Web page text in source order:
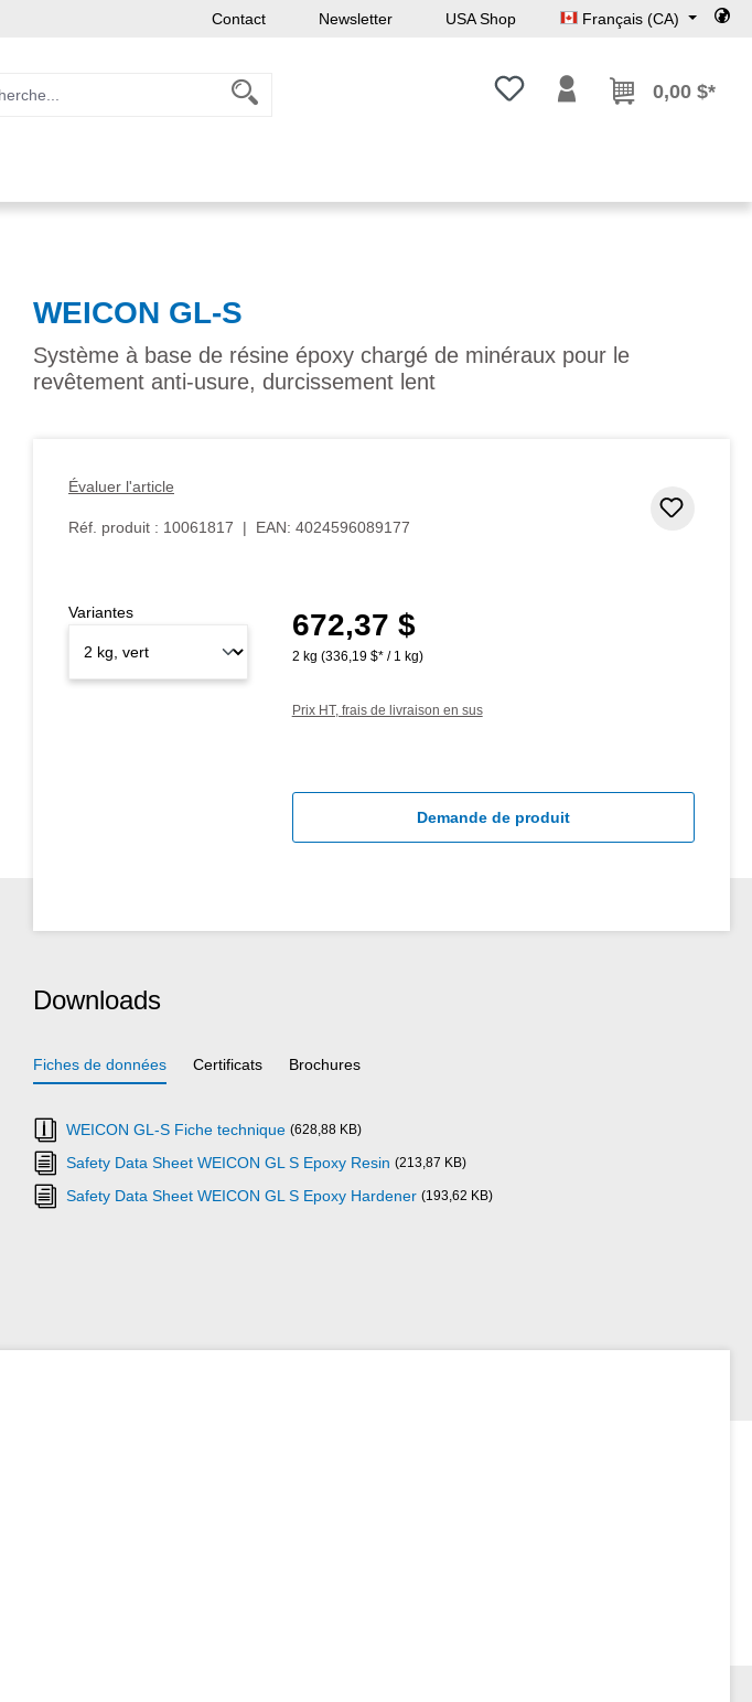
Contact Newsletter USA Shop Français (CA)
Vous avez 0 articles dans votre
0,00 $*
WEICON GL-S
Système à base de résine époxy chargé de minéraux pour le
revêtement anti-usure, durcissement lent
Évaluer l'article
Réf. produit : 10061817 | EAN: 4024596089177
Prix régulier :
672,37 $
2 kg (336,19 $* / 1 kg)
Prix HT, frais de livraison en sus
Variantes
Demande de produit
Downloads
Fiches de données Certificats Brochures
WEICON GL-S Fiche technique (628,88 KB)
Safety Data Sheet WEICON GL S Epoxy Resin (213,87 KB)
Safety Data Sheet WEICON GL S Epoxy Hardener (193,62 KB)